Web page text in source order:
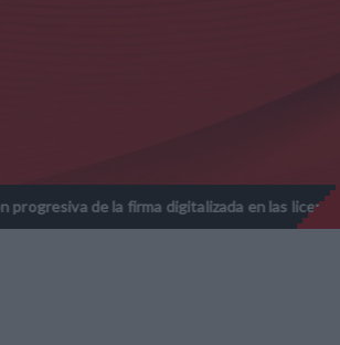
de la firma digitalizada en las licencias